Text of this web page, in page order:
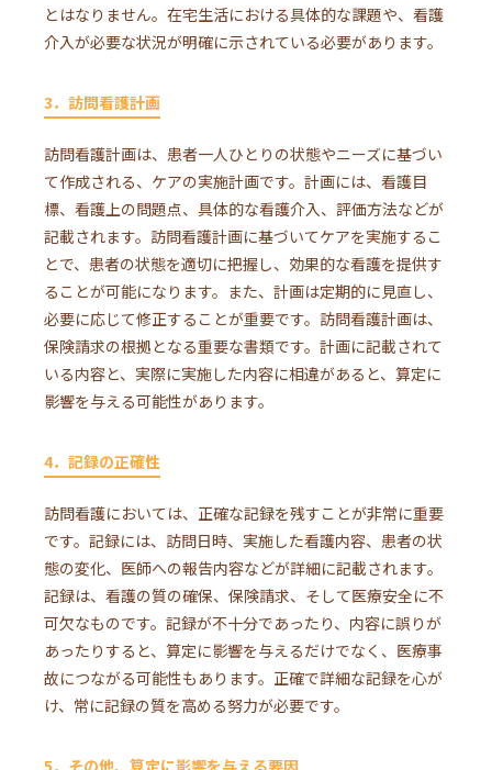
とはなりません。在宅生活における具体的な課題や、看護
介入が必要な状況が明確に示されている必要があります。
3．訪問看護計画
訪問看護計画は、患者一人ひとりの状態やニーズに基づい
て作成される、ケアの実施計画です。計画には、看護目
標、看護上の問題点、具体的な看護介入、評価方法などが
記載されます。訪問看護計画に基づいてケアを実施するこ
とで、患者の状態を適切に把握し、効果的な看護を提供す
ることが可能になります。また、計画は定期的に見直し、
必要に応じて修正することが重要です。訪問看護計画は、
保険請求の根拠となる重要な書類です。計画に記載されて
いる内容と、実際に実施した内容に相違があると、算定に
影響を与える可能性があります。
4．記録の正確性
訪問看護においては、正確な記録を残すことが非常に重要
です。記録には、訪問日時、実施した看護内容、患者の状
態の変化、医師への報告内容などが詳細に記載されます。
記録は、看護の質の確保、保険請求、そして医療安全に不
可欠なものです。記録が不十分であったり、内容に誤りが
あったりすると、算定に影響を与えるだけでなく、医療事
故につながる可能性もあります。正確で詳細な記録を心が
け、常に記録の質を高める努力が必要です。
5．その他、算定に影響を与える要因